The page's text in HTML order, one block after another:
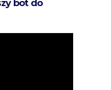
bot do